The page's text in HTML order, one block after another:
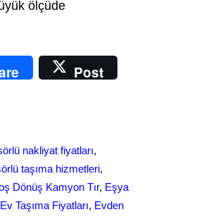
ölçüde
Post
nakliyat fiyatları
taşıma hizmetleri
Dönüş Kamyon Tır, Eşya
Ev Taşıma Fiyatları, Evden